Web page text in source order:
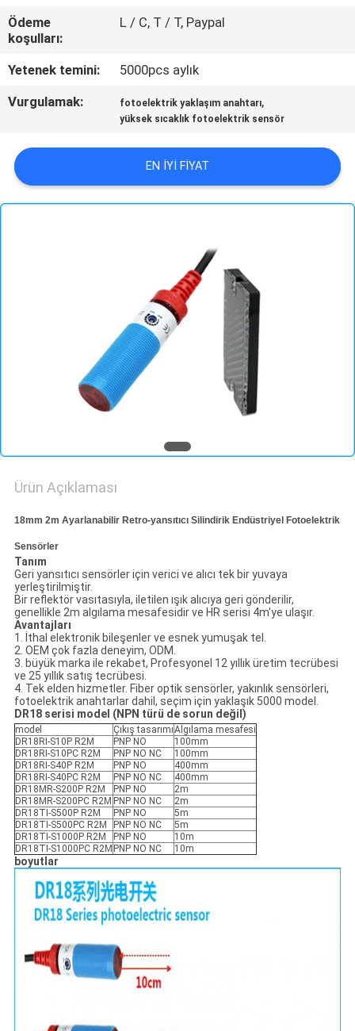
HABERLER
BIR
TEKLIF
SITE
HARITASI
Ödeme
koşulları:
L / C, T / T, Paypal
Yetenek temini:
5000pcs aylık
Vurgulamak:
fotoelektrik yaklaşım anahtarı,
yüksek sıcaklık fotoelektrik sensör
EN IYI FIYAT
Ürün Açıklaması
18mm 2m Ayarlanabilir Retro-yansıtıcı Silindirik Endüstriyel Fotoelektrik
Sensörler
Tanım
Geri yansıtıcı sensörler için verici ve alıcı tek bir yuvaya
yerleştirilmiştir.
Bir reflektör vasıtasıyla, iletilen ışık alıcıya geri gönderilir,
genellikle 2m algılama mesafesidir ve HR serisi 4m'ye ulaşır.
Avantajları
1. İthal elektronik bileşenler ve esnek yumuşak tel.
2. OEM çok fazla deneyim, ODM.
3. büyük marka ile rekabet, Profesyonel 12 yıllık üretim tecrübesi
ve 25 yıllık satış tecrübesi.
4. Tek elden hizmetler. Fiber optik sensörler, yakınlık sensörleri,
fotoelektrik anahtarlar dahil, seçim için yaklaşık 5000 model.
DR18 serisi model (NPN türü de sorun değil)
model Çıkış tasarımıAlgılama mesafesi
DR18RI-S10P R2M
PNP NO
100mm
DR18RI-S10PC R2M
PNP NO NC
100mm
DR18RI-S40P R2M
PNP NO
400mm
DR18RI-S40PC R2M
PNP NO NC
400mm
DR18MR-S200P R2M
PNP NO
2m
DR18MR-S200PC R2M PNP NO NC
2m
DR18TI-S500P R2M
PNP NO
5m
DR18TI-S500PC R2M
PNP NO NC
5m
DR18TI-S1000P R2M
PNP NO
10m
DR18TI-S1000PC R2M PNP NO NC 10m
boyutlar